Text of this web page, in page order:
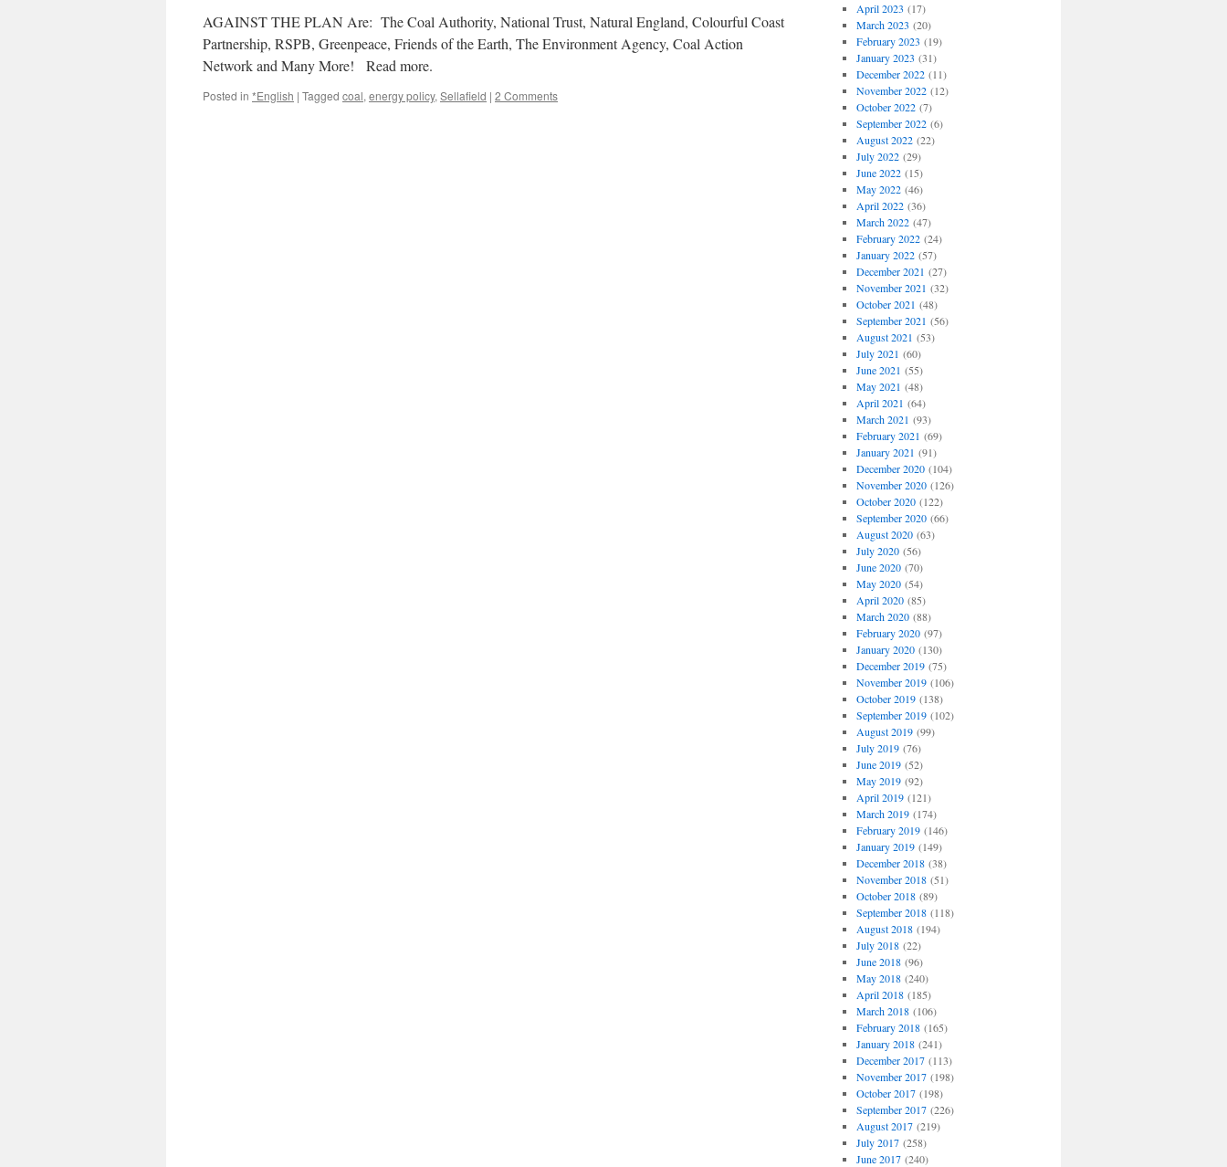
AGAINST THE PLAN Are: The Coal Authority, National Trust, Natural England, Colourful Coast
Partnership, RSPB, Greenpeace, Friends of the Earth, The Environment Agency, Coal Action
Network and Many More! Read more.
Posted in *English | Tagged coal, energy policy, Sellafield | 2 Comments
April 2023 (17)
March 2023 (20)
February 2023 (19)
January 2023 (31)
December 2022(11)
November 2022(12)
October 2022(7)
September 2022(6)
August 2022(22)
July 2022(29)
June 2022(15)
May 2022(46)
April 2022(36)
March 2022(47)
February 2022(24)
January 2022(57)
December 2021 (27)
November 2021 (32)
October 2021 (48)
September 2021 (56)
August 2021 (53)
July 2021 (60)
June 2021 (55)
May 2021 (48)
April 2021 (64)
March 2021 (93)
February 2021 (69)
January 2021 (91)
December 2020(104)
November 2020(126)
October 2020(122)
September 2020(66)
August 2020(63)
July 2020(56)
June 2020(70)
May 2020(54)
April 2020(85)
March 2020(88)
February 2020(97)
January 2020(130)
December 2019(75)
November 2019(106)
October 2019(138)
September 2019(102)
August 2019(99)
July 2019(76)
June 2019(52)
May 2019(92)
April 2019(121)
March 2019(174)
February 2019(146)
January 2019(149)
December 2018(38)
November 2018(51)
October 2018(89)
September 2018(118)
August 2018(194)
July 2018(22)
June 2018(96)
May 2018(240)
April 2018(185)
March 2018(106)
February 2018(165)
January 2018(241)
December 2017(113)
November 2017(198)
October 2017(198)
September 2017(226)
August 2017(219)
July 2017(258)
June 2017(240)